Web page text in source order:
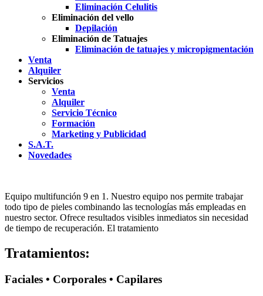
Eliminación Celulitis
Eliminación del vello
Depilación
Eliminación de Tatuajes
Eliminación de tatuajes y micropigmentación
Venta
Alquiler
Servicios
Venta
Alquiler
Servicio Técnico
Formación
Marketing y Publicidad
S.A.T.
Novedades
Equipo multifunción 9 en 1. Nuestro equipo nos permite trabajar
todo tipo de pieles combinando las tecnologías más empleadas en
nuestro sector. Ofrece resultados visibles inmediatos sin necesidad
de tiempo de recuperación. El tratamiento
Tratamientos:
Faciales • Corporales • Capilares